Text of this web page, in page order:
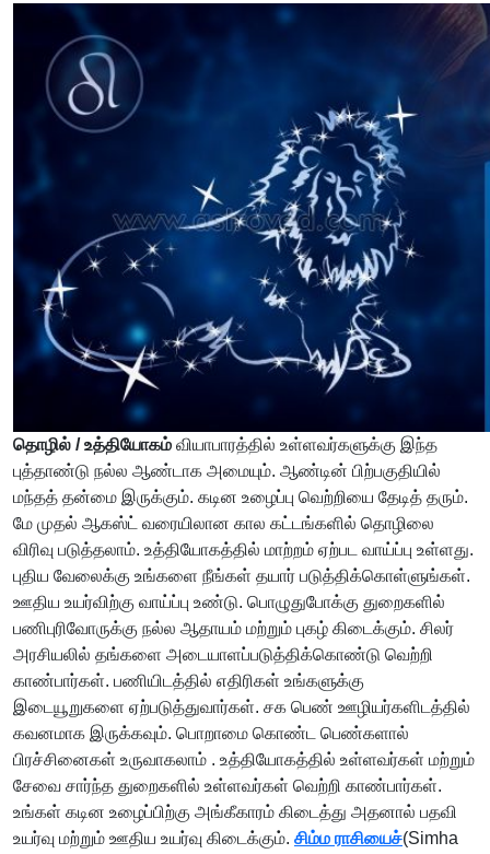
தொழில் / உத்தியோகம் வியாபாரத்தில் உள்ளவர்களுக்கு இந்த
புத்தாண்டு நல்ல ஆண்டாக அமையும். ஆண்டின் பிற்பகுதியில்
மந்தத் தன்மை இருக்கும். கடின உழைப்பு வெற்றியை தேடித் தரும்.
மே முதல் ஆகஸ்ட் வரையிலான கால கட்டங்களில் தொழிலை
விரிவு படுத்தலாம். உத்தியோகத்தில் மாற்றம் ஏற்பட வாய்ப்பு உள்ளது.
புதிய வேலைக்கு உங்களை நீங்கள் தயார் படுத்திக்கொள்ளுங்கள்.
ஊதிய உயர்விற்கு வாய்ப்பு உண்டு. பொழுதுபோக்கு துறைகளில்
பணிபுரிவோருக்கு நல்ல ஆதாயம் மற்றும் புகழ் கிடைக்கும். சிலர்
அரசியலில் தங்களை அடையாளப்படுத்திக்கொண்டு வெற்றி
காண்பார்கள். பணியிடத்தில் எதிரிகள் உங்களுக்கு
இடையூறுகளை ஏற்படுத்துவார்கள். சக பெண் ஊழியர்களிடத்தில்
கவனமாக இருக்கவும். பொறாமை கொண்ட பெண்களால்
பிரச்சினைகள் உருவாகலாம் . உத்தியோகத்தில் உள்ளவர்கள் மற்றும்
சேவை சார்ந்த துறைகளில் உள்ளவர்கள் வெற்றி காண்பார்கள்.
உங்கள் கடின உழைப்பிற்கு அங்கீகாரம் கிடைத்து அதனால் பதவி
உயர்வு மற்றும் ஊதிய உயர்வு கிடைக்கும். சிம்ம ராசியைச்(Simha